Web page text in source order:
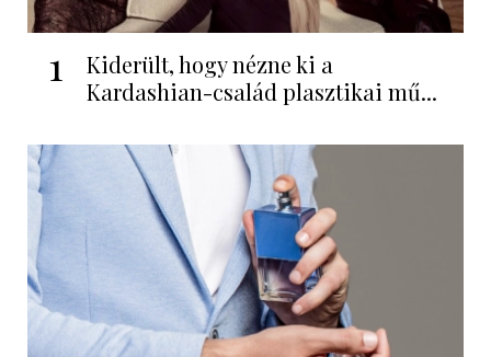
1
Kiderült, hogy nézne ki a
Kardashian-család plasztikai mű...